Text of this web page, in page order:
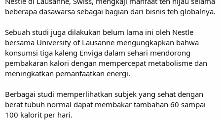
beberapa dasawarsa sebagai bagian dari bisnis teh globalnya.
Sebuah studi juga dilakukan belum lama ini oleh Nestle
bersama University of Lausanne mengungkapkan bahwa
konsumsi tiga kaleng Enviga dalam sehari mendorong
pembakaran kalori dengan mempercepat metabolisme dan
meningkatkan pemanfaatkan energi.
Berbagai studi memperlihatkan subjek yang sehat dengan
berat tubuh normal dapat membakar tambahan 60 sampai
100 kalorit per hari.